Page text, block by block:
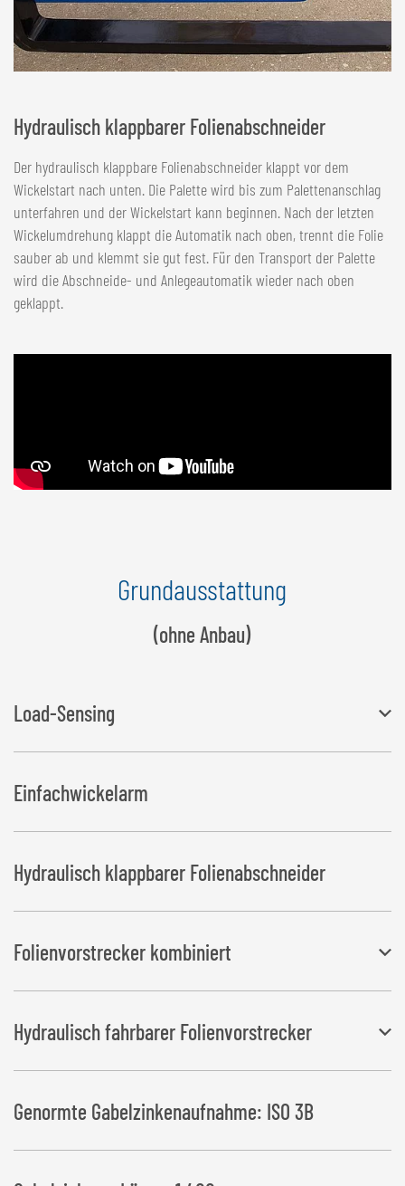
Hydraulisch klappbarer Folienabschneider
Der hydraulisch klappbare Folienabschneider klappt vor dem
Wickelstart nach unten. Die Palette wird bis zum Palettenanschlag
unterfahren und der Wickelstart kann beginnen. Nach der letzten
Wickelumdrehung klappt die Automatik nach oben, trennt die Folie
sauber ab und klemmt sie gut fest. Für den Transport der Palette
wird die Abschneide- und Anlegeautomatik wieder nach oben
geklappt.
Grundausstattung
(ohne Anbau)
Load-Sensing
kann auch mit Fahrzeugen ohne Load-Sensing-Pumpe betrieben
werden
Einfachwickelarm
Hydraulisch klappbarer Folienabschneider
Folienvorstrecker kombiniert
Für Folienbreite 500 mm und 750 mm, zusätzlich kann die
Überlappung eingestellt werden
Hydraulisch fahrbarer Folienvorstrecker
Höhenverschub: 600 mm
Genormte Gabelzinkenaufnahme: ISO 3B